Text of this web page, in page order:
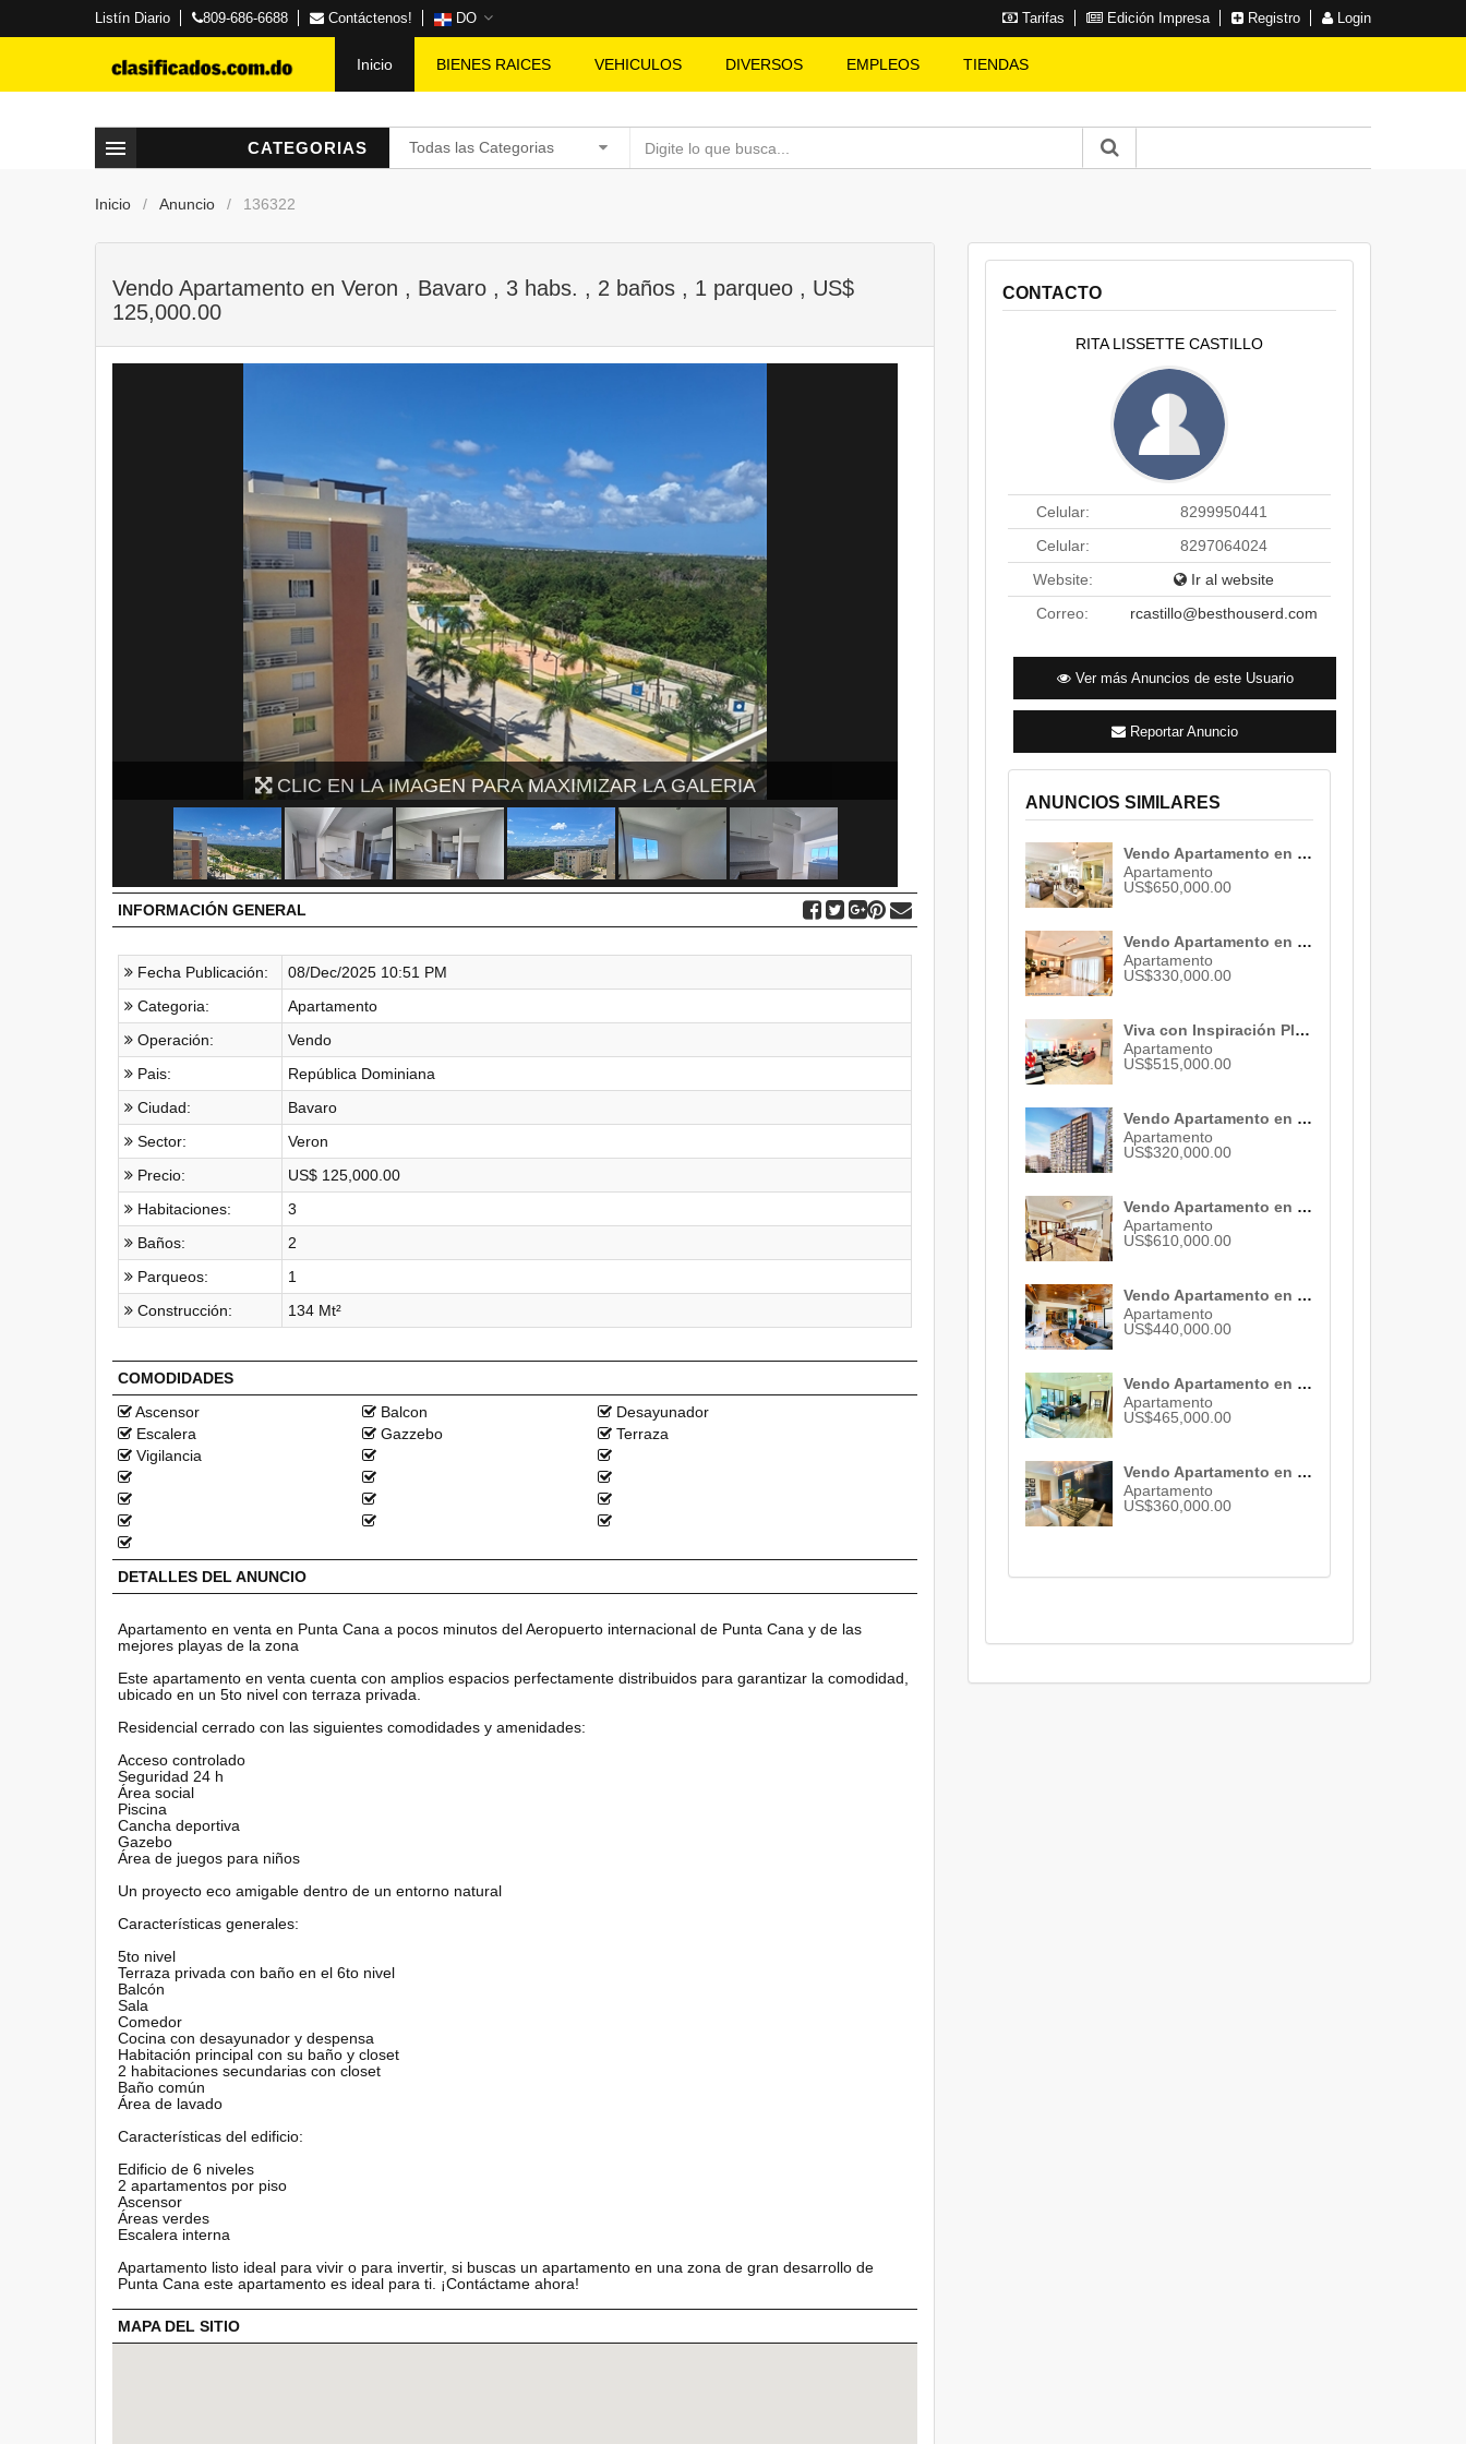
Listín Diario 809-686-6688 Contáctenos! DO Tarifas Edición Impresa Registro Login
Inicio BIENES RAICES VEHICULOS DIVERSOS EMPLEOS TIENDAS
CATEGORIAS Todas las Categorias
Inicio Anuncio 136322
Vendo Apartamento en Veron , Bavaro , 3 habs. , 2 baños , 1 parqueo , US$
125,000.00
CLIC EN LA IMAGEN PARA MAXIMIZAR LA GALERIA
INFORMACIÓN GENERAL
Fecha Publicación:
08/Dec/2025 10:51 PM
Categoria:
Apartamento
Operación:
Vendo
Pais:
República Dominiana
Ciudad:
Bavaro
Sector:
Veron
Precio:
US$ 125,000.00
Habitaciones:
3
Baños:
2
Parqueos:
1
Construcción:
134 Mt²
COMODIDADES
Ascensor
Balcon
Desayunador
Escalera
Gazzebo
Terraza
Vigilancia
DETALLES DEL ANUNCIO
Apartamento en venta en Punta Cana a pocos minutos del Aeropuerto internacional de Punta Cana y de las
mejores playas de la zona
Este apartamento en venta cuenta con amplios espacios perfectamente distribuidos para garantizar la comodidad,
ubicado en un 5to nivel con terraza privada.
Residencial cerrado con las siguientes comodidades y amenidades:
Acceso controlado
Seguridad 24 h
Área social
Piscina
Cancha deportiva
Gazebo
Área de juegos para niños
Un proyecto eco amigable dentro de un entorno natural
Características generales:
5to nivel
Terraza privada con baño en el 6to nivel
Balcón
Sala
Comedor
Cocina con desayunador y despensa
Habitación principal con su baño y closet
2 habitaciones secundarias con closet
Baño común
Área de lavado
Características del edificio:
Edificio de 6 niveles
2 apartamentos por piso
Ascensor
Áreas verdes
Escalera interna
Apartamento listo ideal para vivir o para invertir, si buscas un apartamento en una zona de gran desarrollo de
Punta Cana este apartamento es ideal para ti. ¡Contáctame ahora!
MAPA DEL SITIO
CONTACTO
RITA LISSETTE CASTILLO
Celular:
8299950441
Celular:
8297064024
Website:
Ir al website
Correo:
rcastillo@besthouserd.com
Ver más Anuncios de este Usuario
Reportar Anuncio
ANUNCIOS SIMILARES
Vendo Apartamento en Piantini , Santo Domingo , ID 2635
Apartamento
US$650,000.00
Vendo Apartamento en Piantini , Santo Domingo , ID 3075
Apartamento
US$330,000.00
Viva con Inspiración Plenitud y Prestigio en este Sensacional y Céntrico Apartamento Venta de 380 M² 4 Parqueos y Atractivas Áreas Sociales ID 2347
Apartamento
US$515,000.00
Vendo Apartamento en Piantini , Santo Domingo , ID 2796
Apartamento
US$320,000.00
Vendo Apartamento en Piantini , Santo Domingo , ID 3082
Apartamento
US$610,000.00
Vendo Apartamento en La Esperilla , Santo Domingo, ID 3068
Apartamento
US$440,000.00
Vendo Apartamento en Santo Domingo, ID 1269
Apartamento
US$465,000.00
Vendo Apartamento en Piantini , Santo Domingo , 3 habs. , 3 baños , 2 parqueos , ID 2746
Apartamento
US$360,000.00